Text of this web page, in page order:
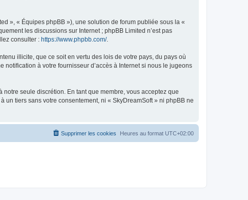
», « Équipes phpBB »), une solution de forum publiée sous la «
les discussions sur Internet ; phpBB Limited n’est pas
consulter : https://www.phpbb.com/.
illicite, que ce soit en vertu des lois de votre pays, du pays où
à votre fournisseur d’accès à Internet si nous le jugeons
seule discrétion. En tant que membre, vous acceptez que
tiers sans votre consentement, ni « SkyDreamSoft » ni phpBB ne
Heures au format UTC+02:00
Supprimer les cookies